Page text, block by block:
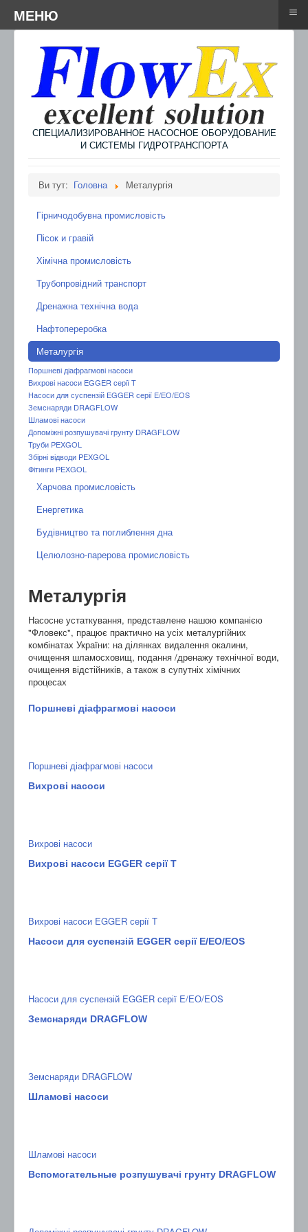
СПЕЦИАЛИЗИРОВАННОЕ НАСОСНОЕ ОБОРУДОВАНИЕ
И СИСТЕМЫ ГИДРОТРАНСПОРТА
Ви тут: Головна Металургія
Гірничодобувна промисловість
Пісок и гравій
Хімічна промисловість
Трубопровідний транспорт
Дренажна технічна вода
Нафтопереробка
Металургія
Поршневі діафрагмові насоси
Вихрові насоси EGGER серії T
Насоси для суспензій EGGER серії E/ЕО/ЕОS
Земснаряди DRAGFLOW
Шламові насоси
Допоміжні розпушувачі грунту DRAGFLOW
Труби PEXGOL
Збірні відводи PEXGOL
Фітинги PEXGOL
Харчова промисловість
Енергетика
Будівництво та поглиблення дна
Целюлозно-парерова промисловість
Металургія
Насосне устаткування, представлене нашою компанією
"Фловекс", працює практично на усіх металургійних
комбінатах України: на ділянках видалення окалини,
очищення шламосховищ, подання /дренажу технічної води,
очищення відстійників, а також в супутніх хімічних
процесах
Поршневі діафрагмові насоси
Поршневі діафрагмові насоси
Вихрові насоси
Вихрові насоси
Вихрові насоси EGGER серії T
Вихрові насоси EGGER серії T
Насоси для суспензій EGGER серії E/ЕО/ЕОS
Насоси для суспензій EGGER серії E/ЕО/ЕОS
Земснаряди DRAGFLOW
Земснаряди DRAGFLOW
Шламові насоси
Шламові насоси
Вспомогательные розпушувачі грунту DRAGFLOW
Menu ≡
МЕНЮ ≡